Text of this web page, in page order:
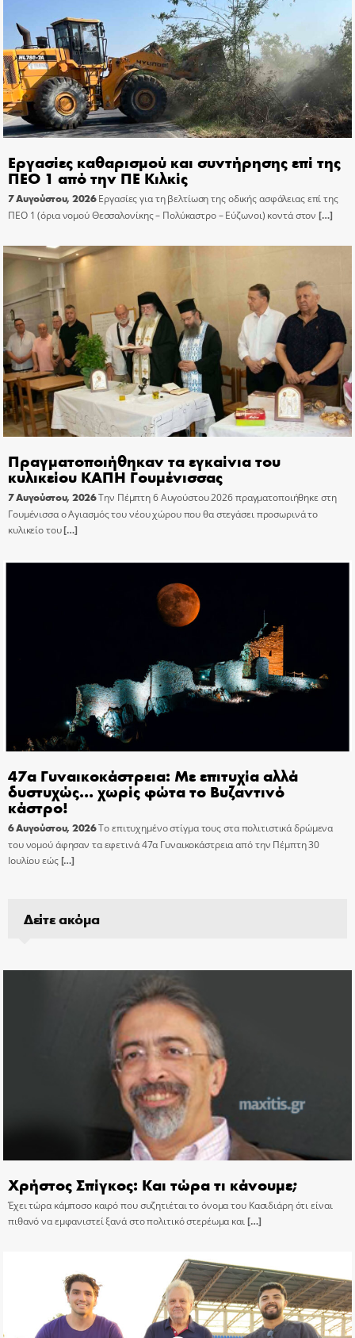
Εργασίες καθαρισμού και συντήρησης επί της
ΠΕΟ 1 από την ΠΕ Κιλκίς
7 Αυγούστου, 2026 Εργασίες για τη βελτίωση της οδικής ασφάλειας επί της
ΠΕΟ 1 (όρια νομού Θεσσαλονίκης – Πολύκαστρο – Εύζωνοι) κοντά στον […]
Πραγματοποιήθηκαν τα εγκαίνια του
κυλικείου ΚΑΠΗ Γουμένισσας
7 Αυγούστου, 2026Την Πέμπτη 6 Αυγούστου 2026 πραγματοποιήθηκε στη
Γουμένισσα ο Αγιασμός του νέου χώρου που θα στεγάσει προσωρινά το
κυλικείο του[…]
47α Γυναικοκάστρεια: Με επιτυχία αλλά
δυστυχώς… χωρίς φώτα το Βυζαντινό
κάστρο!
6 Αυγούστου, 2026Το επιτυχημένο στίγμα τους στα πολιτιστικά δρώμενα
του νομού άφησαν τα εφετινά 47α Γυναικοκάστρεια από την Πέμπτη 30
Ιουλίου εώς[…]
Δείτε ακόμα
Χρήστος Σπίγκος: Και τώρα τι κάνουμε;
Έχει τώρα κάμποσο καιρό που συζητιέται το όνομα του Κασιδιάρη ότι είναι
πιθανό να εμφανιστεί ξανά στο πολιτικό στερέωμα και[…]